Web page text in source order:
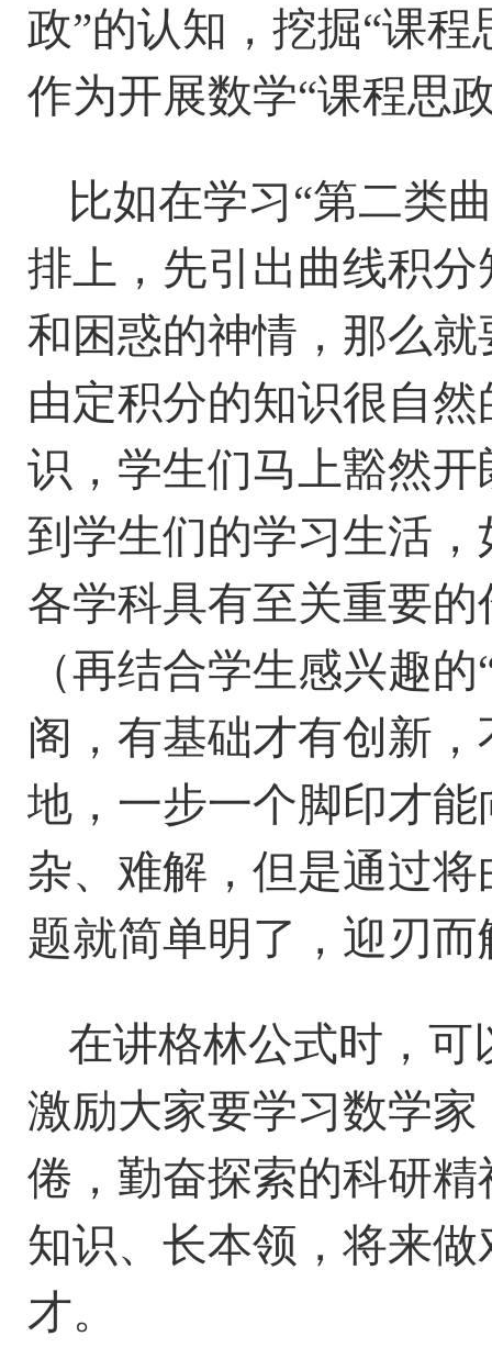
政”的认知，挖掘“课
作为开展数学“课程思
比如在学习“第二类
排上，先引出曲线积
和困惑的神情，那么
由定积分的知识很自
识，学生们马上豁然
到学生们的学习生活，
各学科具有至关重要
（再结合学生感兴趣的
阁，有基础才有创新
地，一步一个脚印才
杂、难解，但是通过
题就简单明了，迎刃而
在讲格林公式时，可
激励大家要学习数学
倦，勤奋探索的科研
知识、长本领，将来
才。